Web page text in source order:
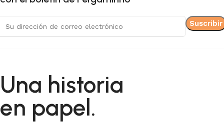
Una historia
en papel.